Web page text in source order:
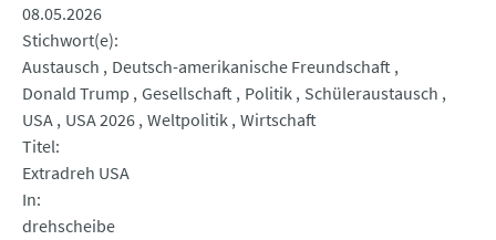
08.05.2026
Stichwort(e)
Austausch
Deutsch-amerikanische Freundschaft
Donald Trump Gesellschaft Politik Schüleraustausch
USA USA 2026 Weltpolitik Wirtschaft
Titel
Extradreh USA
In
drehscheibe